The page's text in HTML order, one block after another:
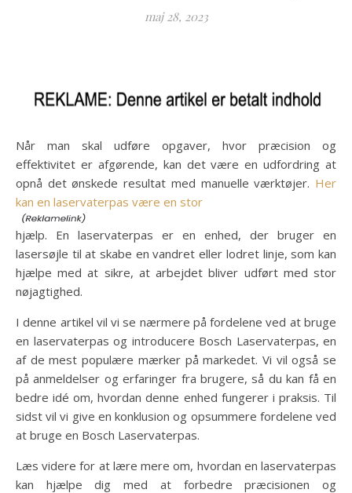
maj 28, 2023
Når man skal udføre opgaver, hvor præcision og
effektivitet er afgørende, kan det være en udfordring at
opnå det ønskede resultat med manuelle værktøjer. Her
kan en laservaterpas være en stor
hjælp. En laservaterpas er en enhed, der bruger en
lasersøjle til at skabe en vandret eller lodret linje, som kan
hjælpe med at sikre, at arbejdet bliver udført med stor
nøjagtighed.
I denne artikel vil vi se nærmere på fordelene ved at bruge
en laservaterpas og introducere Bosch Laservaterpas, en
af ​​de mest populære mærker på markedet. Vi vil også se
på anmeldelser og erfaringer fra brugere, så du kan få en
bedre idé om, hvordan denne enhed fungerer i praksis. Til
sidst vil vi give en konklusion og opsummere fordelene ved
at bruge en Bosch Laservaterpas.
Læs videre for at lære mere om, hvordan en laservaterpas
kan hjælpe dig med at forbedre præcisionen og